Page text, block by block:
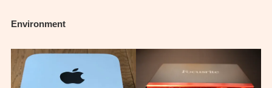
Environment